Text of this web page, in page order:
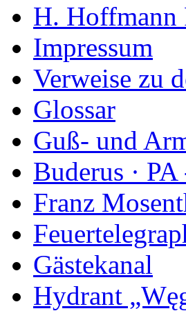
H. Hoffmann
Impressum
Verweise zu
Glossar
Guß- und
Buderus ·
Franz
Gästekanal
Hydrant